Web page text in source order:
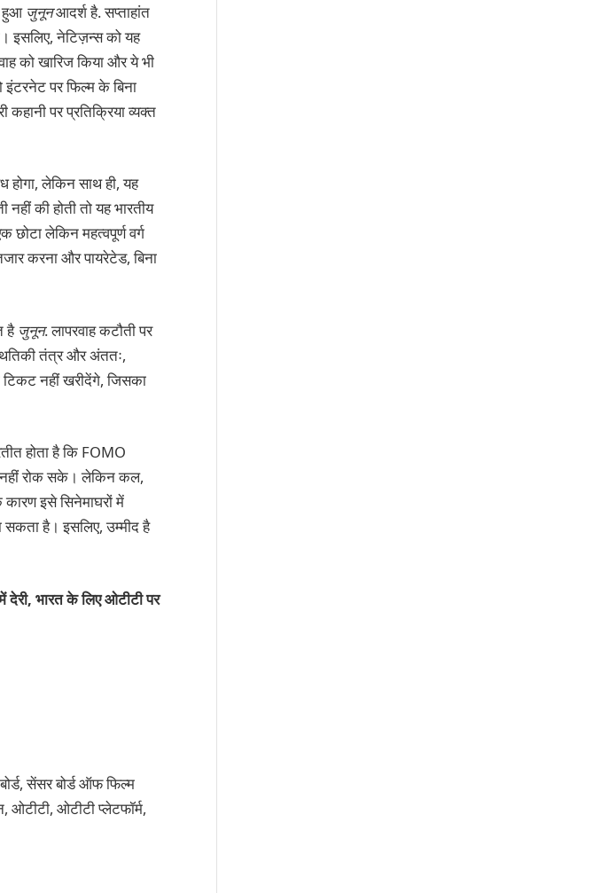
हुआ जुनूनआदर्श है. सप्ताहांत
इसलिए, नेटिज़न्स को यह
को खारिज किया और ये भी
इंटरनेट पर फिल्म के बिना
पर प्रतिक्रिया व्यक्त
होगा, लेकिन साथ ही, यह
की होती तो यह भारतीय
लेकिन महत्वपूर्ण वर्ग
करना और पायरेटेड, बिना
है जुनून. लापरवाह कटौती पर
तंत्र और अंततः,
टिकट नहीं खरीदेंगे, जिसका
होता है कि FOMO
रोक सके। लेकिन कल,
इसे सिनेमाघरों में
है। इसलिए, उम्मीद है
भारत के लिए ओटीटी पर
सेंसर बोर्ड ऑफ फिल्म
ओटीटी प्लेटफॉर्म,